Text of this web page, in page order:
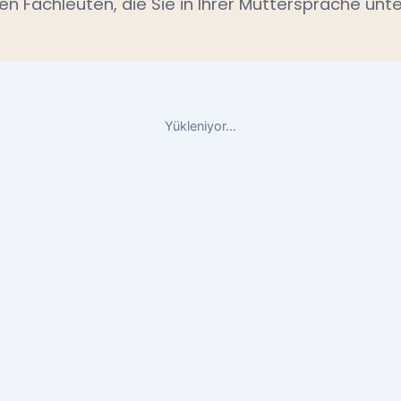
Fachleuten, die Sie in Ihrer Muttersprache